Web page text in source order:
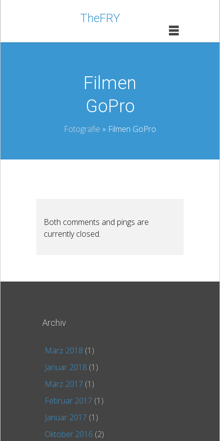
TheFRY
Filmen
GoPro
Fotografie » Filmen GoPro
Both comments and pings are
currently closed.
Archiv
März 2018 (1)
Januar 2018 (1)
März 2017 (1)
Februar 2017 (1)
Januar 2017 (1)
Oktober 2016 (2)